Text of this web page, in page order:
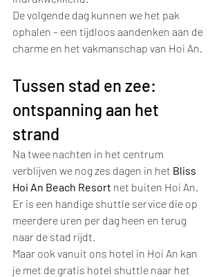
De volgende dag kunnen we het pak
ophalen – een tijdloos aandenken aan de
charme en het vakmanschap van Hoi An.
Tussen stad en zee:
ontspanning aan het
strand
Na twee nachten in het centrum
verblijven we nog zes dagen in het Bliss
Hoi An Beach Resort net buiten Hoi An.
Er is een handige shuttle service die op
meerdere uren per dag heen en terug
naar de stad rijdt.
Maar ook vanuit ons hotel in Hoi An kan
je met de gratis hotel shuttle naar het